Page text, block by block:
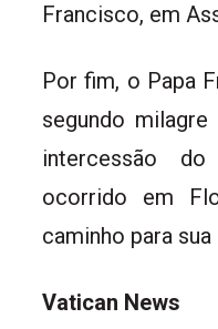
Francisco, em
Por fim, o Papa
segundo
intercessão
ocorrido em
caminho para
Vatican News